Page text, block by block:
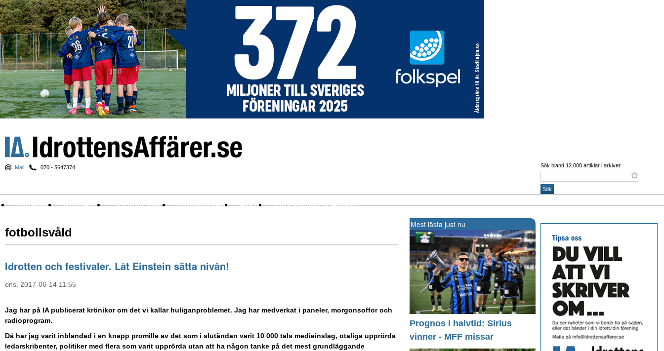
Mail 070 - 5647374 Sök bland 12.000 artiklar i arkivet:
Nyheter Krönikor Sport & spel Nyhetsbrev Arkiv Om Idrottens Affärer
fotbollsvåld
Idrotten och festivaler. Låt Einstein sätta nivån!
ons, 2017-06-14 11:55
Jag har på IA publicerat krönikor om det vi kallar huliganproblemet. Jag har medverkat i paneler, morgonsoffor och
radioprogram.
Då har jag varit inblandad i en knapp promille av det som i slutändan varit 10 000 tals medieinslag, otaliga upprörda
ledarskribenter, politiker med flera som varit upprörda utan att ha någon tanke på det mest grundläggande
Mest lästa just nu
Prognos i halvtid: Sirius
vinner - MFF missar